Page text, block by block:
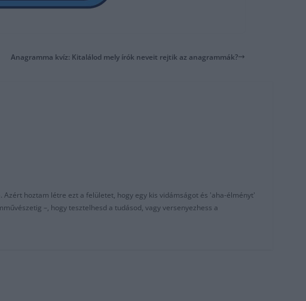
Anagramma kvíz: Kitalálod mely írók neveit rejtik az anagrammák?
hoztam létre ezt a felületet, hogy egy kis vidámságot és 'aha-élményt'
–, hogy tesztelhesd a tudásod, vagy versenyezhess a